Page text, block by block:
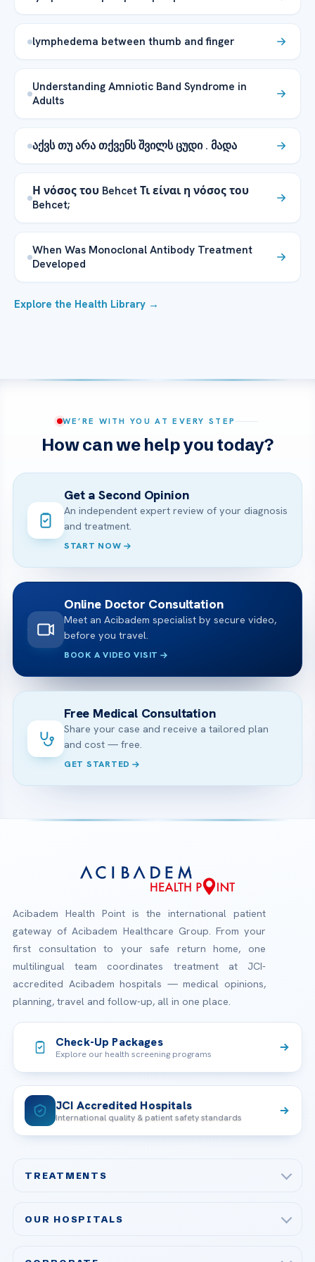
lymphedema between thumb and finger
Understanding Amniotic Band Syndrome in
Adults
აქვს თუ არა თქვენს შვილს ცუდი . მადა
Η νόσος του Behcet Τι είναι η νόσος του
Behcet;
When Was Monoclonal Antibody Treatment
Developed
Explore the Health Library →
WE’RE WITH YOU AT EVERY STEP
How can we help you today?
Get a Second Opinion
An independent expert review of your diagnosis
and treatment.
START NOW
Online Doctor Consultation
Meet an Acibadem specialist by secure video,
before you travel.
BOOK A VIDEO VISIT
Free Medical Consultation
Share your case and receive a tailored plan
and cost — free.
GET STARTED
Acibadem Health Point is the international patient
gateway of Acibadem Healthcare Group. From your
first consultation to your safe return home, one
multilingual team coordinates treatment at JCI-
accredited Acibadem hospitals — medical opinions,
planning, travel and follow-up, all in one place.
Check-Up Packages
Explore our health screening programs
JCI Accredited Hospitals
International quality & patient safety standards
TREATMENTS
OUR HOSPITALS